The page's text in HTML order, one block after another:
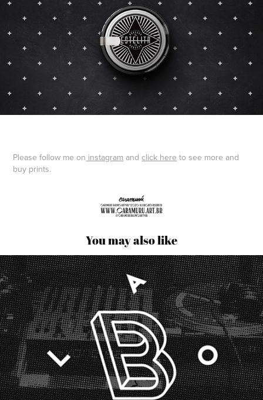
Please follow me on instagram andclick here to see more and
buy prints.​​​​​​​
You may also like